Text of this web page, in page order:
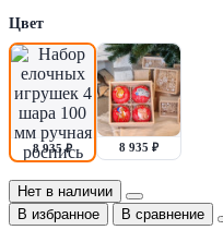
Цвет
8 935 ₽ 8 935 ₽
Нет в наличии
В избранное
В сравнение